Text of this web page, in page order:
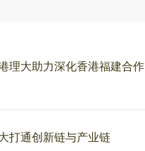
理大助力深化香港福建合作
打通创新链与产业链